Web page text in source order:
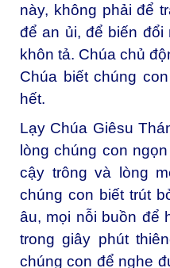
này, không phải để
để an ủi, để biến đổi
khôn tả. Chúa chủ
Chúa biết chúng
hết.
Lạy Chúa Giêsu
lòng chúng con
cậy trông và lòng
chúng con biết trút
âu, mọi nỗi buồn để
trong giây phút
chúng con để nghe